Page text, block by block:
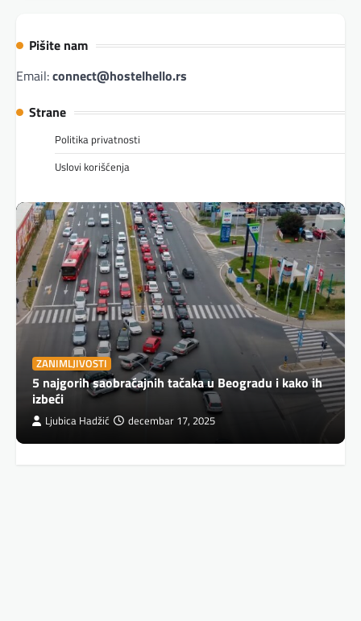
Pišite nam
Email:connect@hostelhello.rs
Strane
Politika privatnosti
Uslovi korišćenja
ZANIMLJIVOSTI
5 najgorih saobraćajnih tačaka u Beogradu i kako ih
izbeći
Ljubica Hadžić decembar 17, 2025